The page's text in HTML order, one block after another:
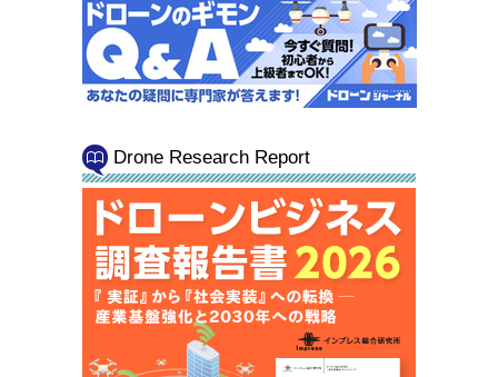
Drone Research Report